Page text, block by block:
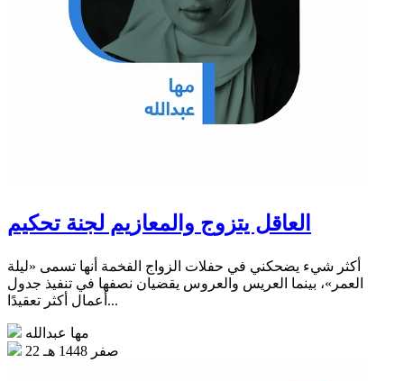
العاقل يتزوج والمعازيم لجنة تحكيم
أكثر شيء يضحكني في حفلات الزواج الفخمة أنها تسمى «ليلة
العمر»، بينما العريس والعروس يقضيان نصفها في تنفيذ جدول
أعمال أكثر تعقيدًا...
مها عبدالله
22 صفر 1448 هـ